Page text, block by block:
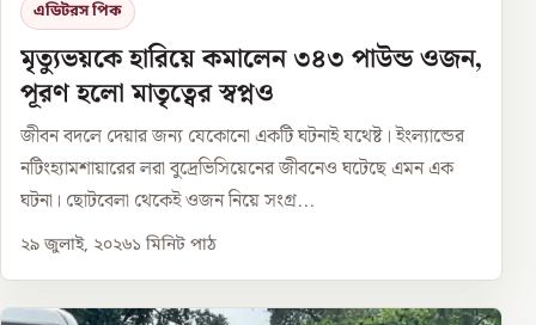
এডিটরস পিক
মৃত্যুভয়কে হারিয়ে কমালেন ৩৪৩ পাউন্ড ওজন,
পূরণ হলো মাতৃত্বের স্বপ্নও
জীবন বদলে দেয়ার জন্য যেকোনো একটি ঘটনাই যথেষ্ট। ইংল্যান্ডের
নটিংহ্যামশায়ারের লরা বুদ্রেভিসিয়েনের জীবনেও ঘটেছে এমন এক
ঘটনা। ছোটবেলা থেকেই ওজন নিয়ে সংগ্র...
২৯ জুলাই, ২০২৬১ মিনিট পাঠ